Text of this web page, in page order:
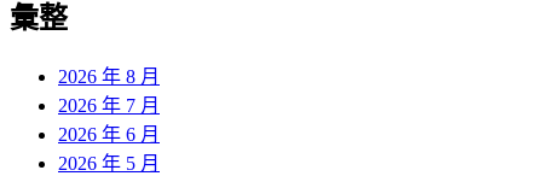
彙整
2026 年 8 月
2026 年 7 月
2026 年 6 月
2026 年 5 月